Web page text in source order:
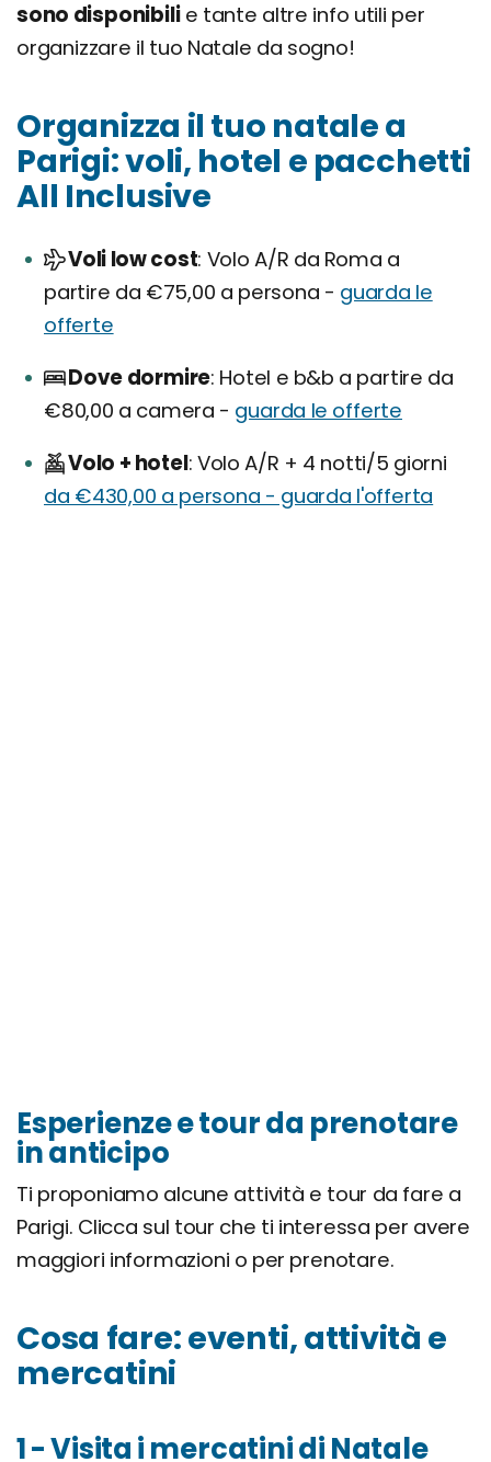
sono disponibilie tante altre info utili per
organizzare il tuo Natale da sogno!
Organizza il tuo natale a
Parigi: voli, hotel e pacchetti
All Inclusive
Voli low cost Volo A/R da Roma a
partire da €75,00 a persona - guarda le
offerte
Dove dormire Hotel e b&b a partire da
€80,00 a camera - guarda le offerte
Volo + hotel Volo A/R + 4 notti/5 giorni
da €430,00 a persona - guarda l'offerta
Esperienze e tour da prenotare
in anticipo
Ti proponiamo alcune attività e tour da fare a
Parigi. Clicca sul tour che ti interessa per avere
maggiori informazioni o per prenotare.
Cosa fare: eventi, attività e
mercatini
1 - Visita i mercatini di Natale